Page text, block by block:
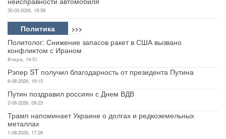
30-03-2026, 19:58
Политика >>>
Политолог: Снижение запасов ракет в США вызвано
конфликтом с Ираном
Вчера, 14:51
Рэпер ST получил благодарность от президента Путина
6-08-2026, 19:15
Путин поздравил россиян с Днем ВДВ
2-08-2026, 09:23
Трамп напоминает Украине о долгах и редкоземельных
металлах
1-08-2026, 17:28